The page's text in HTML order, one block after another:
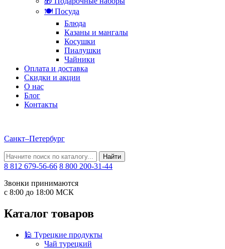
🍽️ Посуда
Блюда
Казаны и мангалы
Косушки
Пиалушки
Чайники
Оплата и доставка
Скидки и акции
О нас
Блог
Контакты
Санкт–Петербург
Найти
8 812 679-56-66 8 800 200-31-44
Звонки принимаются
с 8:00 до 18:00 МСК
Каталог товаров
🕌 Турецкие продукты
Чай турецкий